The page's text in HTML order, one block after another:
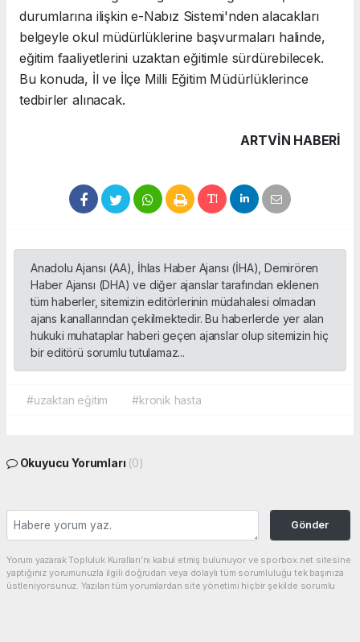
durumlarına ilişkin e-Nabız Sistemi'nden alacakları
belgeyle okul müdürlüklerine başvurmaları halinde,
eğitim faaliyetlerini uzaktan eğitimle sürdürebilecek.
Bu konuda, İl ve İlçe Milli Eğitim Müdürlüklerince
tedbirler alınacak.
ARTVIN HABERİ
Anadolu Ajansı (AA), İhlas Haber Ajansı (İHA), Demirören
Haber Ajansı (DHA) ve diğer ajanslar tarafından eklenen
tüm haberler, sitemizin editörlerinin müdahalesi olmadan
ajans kanallarından çekilmektedir. Bu haberlerde yer alan
hukuki muhataplar haberi geçen ajanslar olup sitemizin hiç
bir editörü sorumlu tutulamaz...
#uzaktan eğitim #kronik hasta
Okuyucu Yorumları (0)
Gönder
Yorum yazarak Topluluk Kuralları’nı kabul etmiş bulunuyor ve sporbox.net sitesine
yaptığınız yorumunuzla ilgili doğrudan veya dolaylı tüm sorumluluğu tek başınıza
üstleniyorsunuz. Yazılan tüm yorumlardan site yönetimi hiçbir şekilde sorumlu